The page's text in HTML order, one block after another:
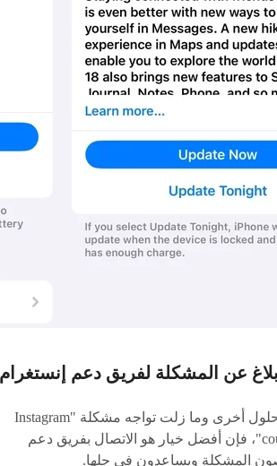
عندما لا تنجح أي حلول أخرى وما زلت تواجه مشكلة "Instagram
couldn't refresh feed"، فإن أفضل خيار هو الاتصال بفريق دعم
المشكلة ويساعدون في حلها.